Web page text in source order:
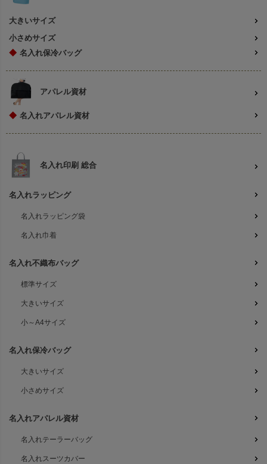
大きいサイズ
小さめサイズ
◆ 名入れ保冷バッグ
アパレル資材
◆ 名入れアパレル資材
名入れ印刷 総合
名入れラッピング
名入れラッピング袋
名入れ巾着
名入れ不織布バッグ
標準サイズ
大きいサイズ
小～A4サイズ
名入れ保冷バッグ
大きいサイズ
小さめサイズ
名入れアパレル資材
名入れテーラーバッグ
名入れスーツカバー